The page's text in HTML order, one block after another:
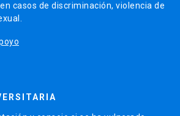
casos de discriminación, violencia de